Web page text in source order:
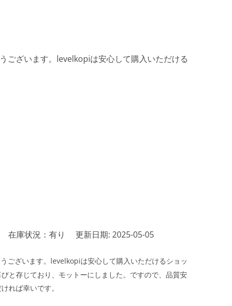
ございます。levelkopiは安心して購入いただける
在庫状況：有り 更新日期: 2025-05-05
ございます。levelkopiは安心して購入いただけるショッ
と存じており、モットーにしました。ですので、品質安
れば幸いです。